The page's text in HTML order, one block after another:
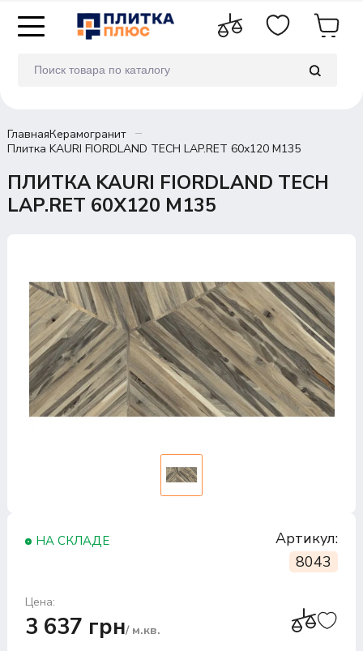
ГлавнаяКерамогранит
Плитка KAURI FIORDLAND TECH LAP.RET 60х120 M135
ПЛИТКА KAURI FIORDLAND TECH
LAP.RET 60Х120 M135
НА СКЛАДЕ
Артикул:
8043
Цена:
3 637 грн/ м.кв.